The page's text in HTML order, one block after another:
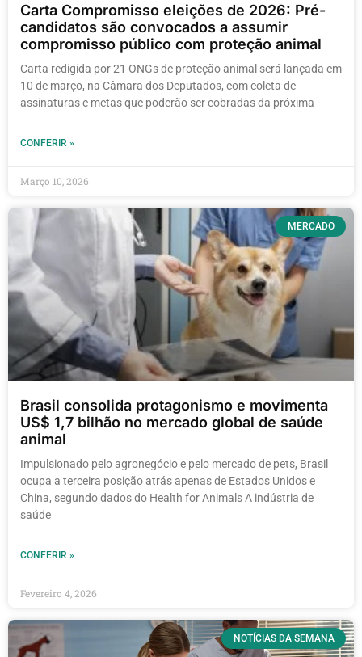
Carta Compromisso eleições de 2026: Pré-
candidatos são convocados a assumir
compromisso público com proteção animal
Carta redigida por 21 ONGs de proteção animal será lançada em
10 de março, na Câmara dos Deputados, com coleta de
assinaturas e metas que poderão ser cobradas da próxima
CONFERIR »
Março 10, 2026
MERCADO
Brasil consolida protagonismo e movimenta
US$ 1,7 bilhão no mercado global de saúde
animal
Impulsionado pelo agronegócio e pelo mercado de pets, Brasil
ocupa a terceira posição atrás apenas de Estados Unidos e
China, segundo dados do Health for Animals A indústria de
saúde
CONFERIR »
Fevereiro 4, 2026
NOTÍCIAS DA SEMANA